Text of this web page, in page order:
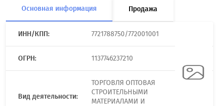
Основная информация Продажа
ИНН/КПП: 7721788750/772001001
ОГРН: 1137746237210
Вид деятельности:
ТОРГОВЛЯ ОПТОВАЯ
СТРОИТЕЛЬНЫМИ
МАТЕРИАЛАМИ И